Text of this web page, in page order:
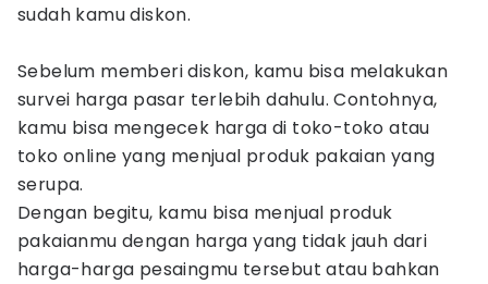
sudah kamu diskon.
Sebelum memberi diskon, kamu bisa melakukan
survei harga pasar terlebih dahulu. Contohnya,
kamu bisa mengecek harga di toko-toko atau
toko online yang menjual produk pakaian yang
serupa.
Dengan begitu, kamu bisa menjual produk
pakaianmu dengan harga yang tidak jauh dari
harga-harga pesaingmu tersebut atau bahkan